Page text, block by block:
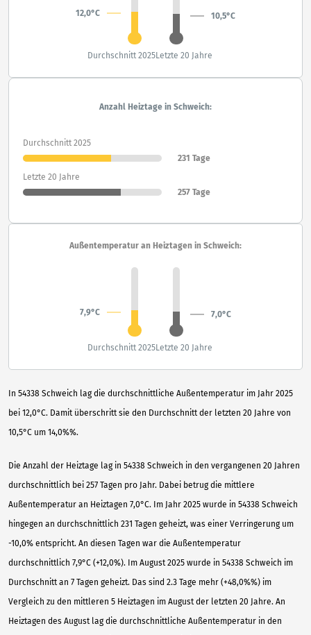
In 54338 Schweich lag die durchschnittliche Außentemperatur im Jahr 2025
bei 12,0°C. Damit überschritt sie den Durchschnitt der letzten 20 Jahre von
10,5°C um 14,0%%.
Die Anzahl der Heiztage lag in 54338 Schweich in den vergangenen 20 Jahren
durchschnittlich bei 257 Tagen pro Jahr. Dabei betrug die mittlere
Außentemperatur an Heiztagen 7,0°C. Im Jahr 2025 wurde in 54338 Schweich
hingegen an durchschnittlich 231 Tagen geheizt, was einer Verringerung um
-10,0% entspricht. An diesen Tagen war die Außentemperatur
durchschnittlich 7,9°C (+12,0%). Im August 2025 wurde in 54338 Schweich im
Durchschnitt an 7 Tagen geheizt. Das sind 2.3 Tage mehr (+48,0%%) im
Vergleich zu den mittleren 5 Heiztagen im August der letzten 20 Jahre. An
Heiztagen des August lag die durchschnittliche Außentemperatur in den
12,0°C 10,5°C
Durchschnitt 2025Letzte 20 Jahre
Anzahl Heiztage in Schweich:
Durchschnitt 2025
231 Tage
Letzte 20 Jahre
257 Tage
Außentemperatur an Heiztagen in Schweich:
7,9°C 7,0°C
Durchschnitt 2025Letzte 20 Jahre